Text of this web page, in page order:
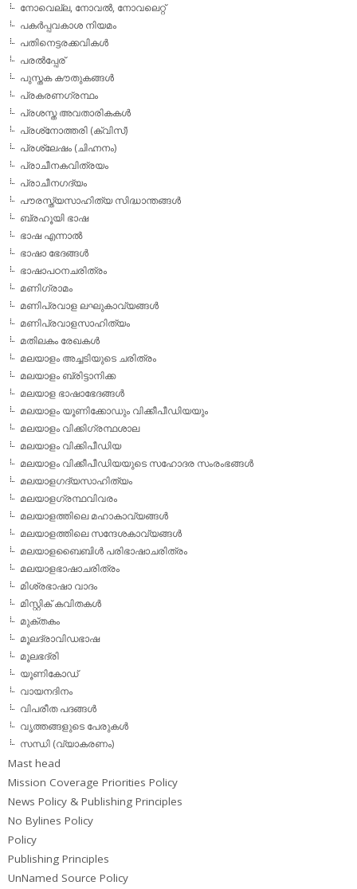
നോവെല്ല, നോവല്‍, നോവലെറ്റ്
പകര്‍പ്പവകാശ നിയമം
പതിനെട്ടരക്കവികള്‍
പരല്‍പ്പേര്
പുസ്തക കൗതുകങ്ങള്‍
പ്രകരണഗ്രന്ഥം
പ്രശസ്ത അവതാരികകള്‍
പ്രശ്‌നോത്തരി (ക്വിസ്)
പ്രശ്ലേഷം (ചിഹ്നനം)
പ്രാചീനകവിത്രയം
പ്രാചീനഗദ്യം
പൗരസ്ത്യസാഹിത്യ സിദ്ധാന്തങ്ങള്‍
ബ്രഹൂയി ഭാഷ
ഭാഷ എന്നാല്‍
ഭാഷാ ഭേദങ്ങള്‍
ഭാഷാപഠനചരിത്രം
മണിഗ്രാമം
മണിപ്രവാള ലഘുകാവ്യങ്ങള്‍
മണിപ്രവാളസാഹിത്യം
മതിലകം രേഖകള്‍
മലയാളം അച്ചടിയുടെ ചരിത്രം
മലയാളം ബ്രിട്ടാനിക്ക
മലയാള ഭാഷാഭേദങ്ങള്‍
മലയാളം യൂണിക്കോഡും വിക്കീപീഡിയയും
മലയാളം വിക്കിഗ്രന്ഥശാല
മലയാളം വിക്കിപീഡിയ
മലയാളം വിക്കീപീഡിയയുടെ സഹോദര സംരംഭങ്ങള്‍
മലയാളഗദ്യസാഹിത്യം
മലയാളഗ്രന്ഥവിവരം
മലയാളത്തിലെ മഹാകാവ്യങ്ങള്‍
മലയാളത്തിലെ സന്ദേശകാവ്യങ്ങള്‍
മലയാളബൈബിള്‍ പരിഭാഷാചരിത്രം
മലയാളഭാഷാചരിത്രം
മിശ്രഭാഷാ വാദം
മിസ്റ്റിക് കവിതകള്‍
മുക്തകം
മൂലദ്രാവിഡഭാഷ
മൂലഭദ്രി
യൂണികോഡ്
വായനദിനം
വിപരീത പദങ്ങള്‍
വൃത്തങ്ങളുടെ പേരുകള്‍
സന്ധി (വ്യാകരണം)
Mast head
Mission Coverage Priorities Policy
News Policy & Publishing Principles
No Bylines Policy
Policy
Publishing Principles
UnNamed Source Policy